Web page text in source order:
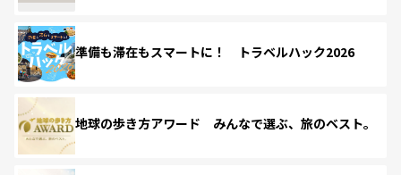
準備も滞在もスマートに！ トラベルハック2026
地球の歩き方アワード みんなで選ぶ、旅のベスト。